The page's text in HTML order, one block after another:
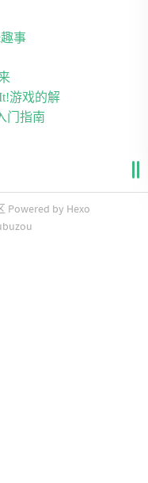
事
游戏的解
门指南
Powered by Hexo